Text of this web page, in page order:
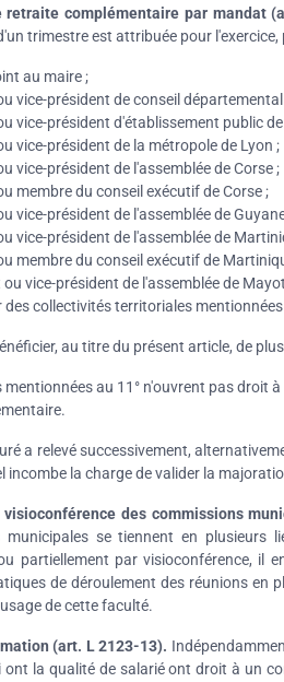
retraite complémentaire par mandat
trimestre est attribuée pour
au maire ;
vice-président de conseil
vice-président d'établissement public
vice-président de la métropole de Lyon ;
vice-président de l'assemblée de Corse ;
membre du conseil exécutif de Corse ;
vice-président de l'assemblée de
vice-président de l'assemblée de
membre du conseil exécutif de
ou vice-président de l'assemblée de
des collectivités territoriales
au titre du présent article, de
au 11° n'ouvrent pas droit
a relevé successivement,
incombe la charge de valider la
visioconférence des commissions
municipales se tiennent en plusieurs
partiellement par visioconférence,
de déroulement des réunions en
de cette faculté.
(art. L 2123-13).
ont la qualité de salarié ont droit à un